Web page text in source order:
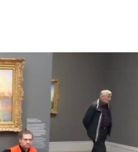
Mondiali calcio 2026